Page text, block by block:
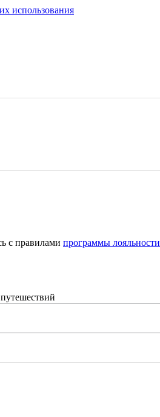
использования
с правилами программы лояльности